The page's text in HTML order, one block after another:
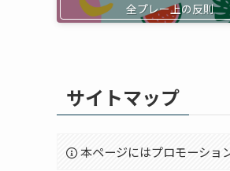
全プレー上の反則
サイトマップ
本ページにはプロモーショ